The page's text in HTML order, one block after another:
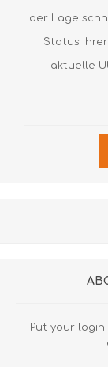
der Lage
Status
aktuelle
Put your